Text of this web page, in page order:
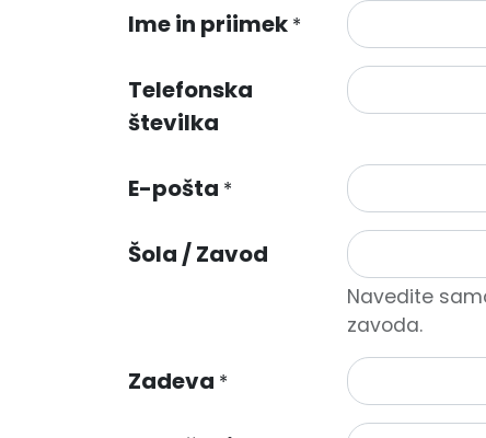
Ime in priimek *
Telefonska
številka
E-pošta *
Šola / Zavod
Navedite
zavoda.
Zadeva *